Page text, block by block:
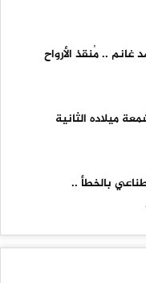
غانم .. مُنقذ الأرواح
ميلاده الثانية
بالخطأ ..